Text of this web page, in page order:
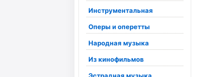
Инструментальная
Оперы и оперетты
Народная музыка
Из кинофильмов